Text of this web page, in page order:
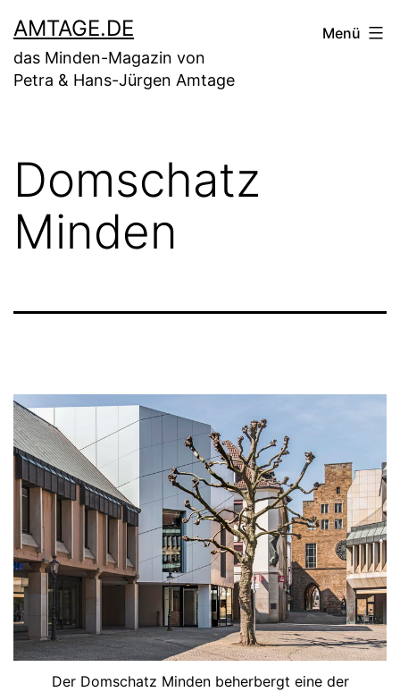
Zum
Inhalt
springen
AMTAGE.DE
das Minden-Magazin von
Petra & Hans-Jürgen Amtage
Menü
Domschatz
Minden
Der Domschatz Minden beherbergt eine der